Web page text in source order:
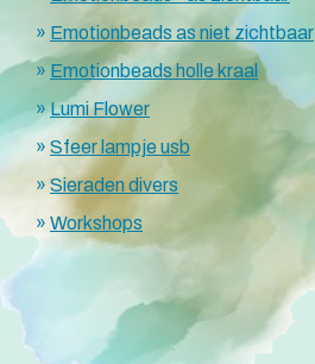
Emotionbeads as niet zichtbaar
Emotionbeads holle kraal
Lumi Flower
Sfeer lampje usb
Sieraden divers
Workshops